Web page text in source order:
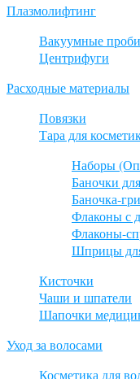
Плазмолифтинг
Вакуумные
Центрифуги
Расходные материалы
Повязки
Тара для
Наборы
Баночки
Баночка-
Флаконы с
Флаконы-
Шприцы
Кисточки
Чаши и шпатели
Шапочки
Уход за волосами
Косметика для